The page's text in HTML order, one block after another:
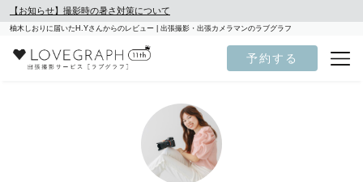
【お知らせ】撮影時の暑さ対策について
柚木しおりに届いたH.Yさんからのレビュー | 出張撮影・出張カメラマンのラブグラフ
予約する